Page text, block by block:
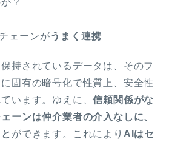
？
ェーンがうまく連携
持されているデータは、そのフ
固有の暗号化で性質上、安全性
います。ゆえに、信頼関係がな
ーンは仲介業者の介入なしに、
ができます。これにより AIはセ